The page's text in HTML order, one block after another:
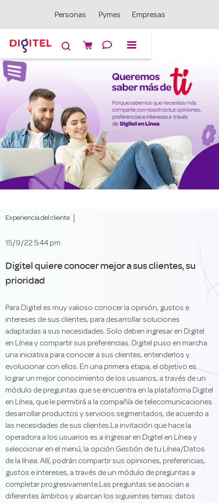
Personas Pymes Empresas

Experiencia del cliente
15/9/22 5:44 pm
Digitel quiere conocer mejor a sus clientes, su
prioridad
Para Digitel es muy valioso conocer la opinión, gustos e
intereses de sus clientes, para desarrollar soluciones
adaptadas a sus necesidades. Solo deben ingresar en Digitel
en Línea y compartir sus preferencias. Digitel puso en marcha
una iniciativa para conocer a sus clientes, entenderlos y
evolucionar con ellos. En una primera etapa, el objetivo es
lograr un mejor conocimiento de los usuarios, a través de un
módulo de preguntas que se encuentra en la plataforma Digitel
en Línea, que le permitirá a la compañía de telecomunicaciones
desarrollar productos y servicios segmentados, de acuerdo a
las necesidades de sus clientes.La invitación que hace la
operadora a los usuarios es a ingresar en Digitel en Línea y
seleccionar en el menú, la opción Gestión de tu Línea/Datos
de la línea. Allí, podrán compartir sus opiniones, preferencias,
gustos e intereses, a través de un módulo de preguntas a
completar progresivamente.Las preguntas se asocian a
diferentes ámbitos y abarcan los siguientes temas: datos